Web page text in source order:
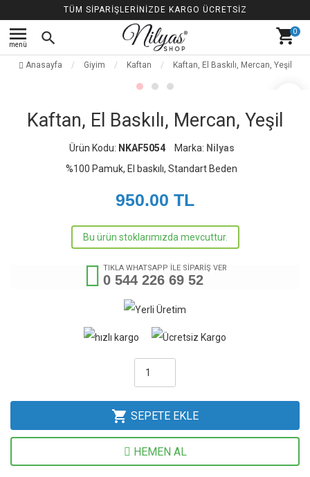
TÜM SİPARİŞLERİNİZDE KARGO ÜCRETSİZ
menu
menü search shopping_cart0
Anasayfa Giyim Kaftan Kaftan, El Baskılı, Mercan, Yeşil
Kaftan, El Baskılı, Mercan, Yeşil
Ürün Kodu: NKAF5054 Marka: Nilyas
%100 Pamuk, El baskılı, Standart Beden
950.00 TL
Bu ürün stoklarımızda mevcuttur.
TIKLA WHATSAPP İLE SİPARİŞ VER
0 544 226 69 52
shopping_cart SEPETE EKLE
HEMEN AL